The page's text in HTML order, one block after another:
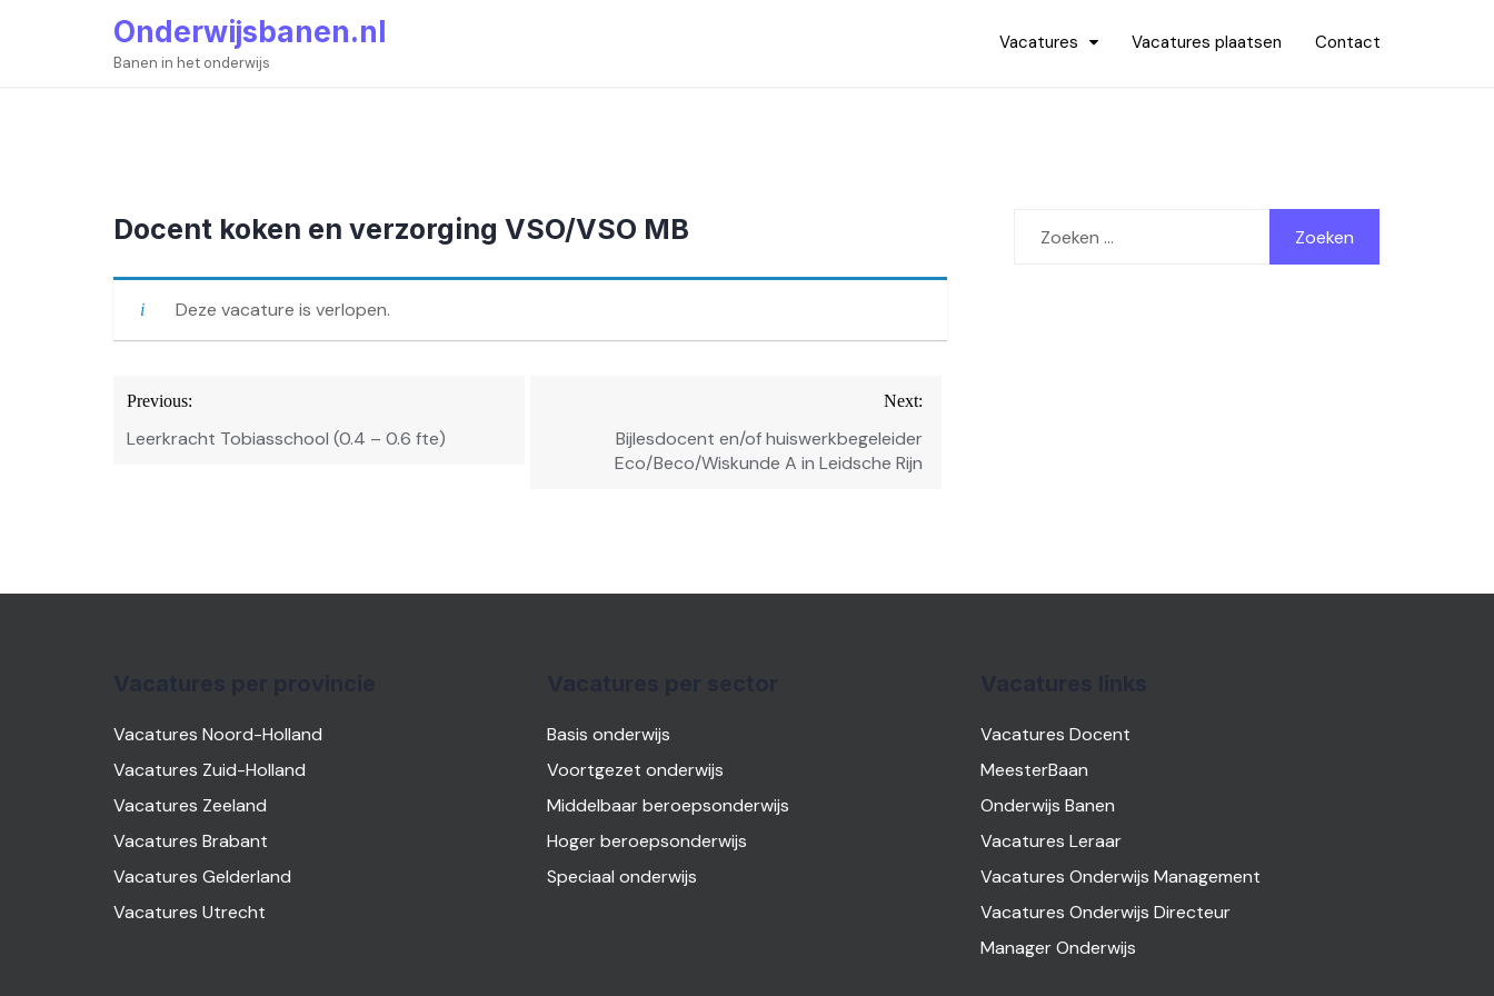
Onderwijsbanen.nl
Banen in het onderwijs
Vacatures Vacatures plaatsen Contact
Docent koken en verzorging VSO/VSO MB
Deze vacature is verlopen.
Bericht
navigatie
Previous:
Leerkracht Tobiasschool (0.4 – 0.6 fte)
Next:
Bijlesdocent en/of huiswerkbegeleider
Eco/Beco/Wiskunde A in Leidsche Rijn
naar:
Vacatures Noord-Holland
Vacatures Zuid-Holland
Vacatures Zeeland
Vacatures Brabant
Vacatures Gelderland
Vacatures Utrecht
Basis onderwijs
Voortgezet onderwijs
Middelbaar beroepsonderwijs
Hoger beroepsonderwijs
Speciaal onderwijs
Vacatures Docent
MeesterBaan
Onderwijs Banen
Vacatures Leraar
Vacatures Onderwijs Management
Vacatures Onderwijs Directeur
Manager Onderwijs